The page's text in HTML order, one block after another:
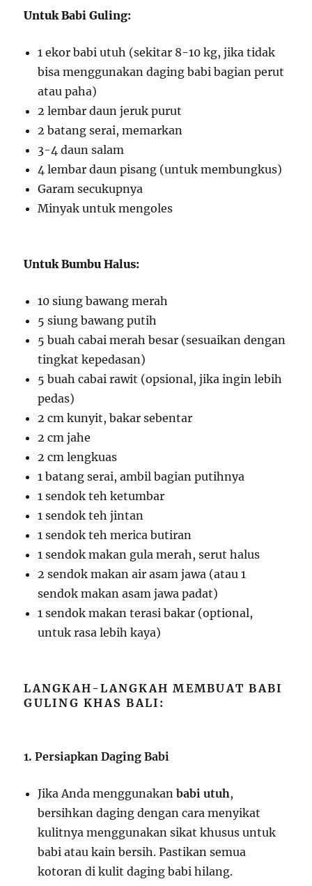
Untuk Babi Guling:
1 ekor babi utuh (sekitar 8-10 kg, jika tidak
bisa menggunakan daging babi bagian perut
atau paha)
2 lembar daun jeruk purut
2 batang serai, memarkan
3-4 daun salam
4 lembar daun pisang (untuk membungkus)
Garam secukupnya
Minyak untuk mengoles
Untuk Bumbu Halus:
10 siung bawang merah
5 siung bawang putih
5 buah cabai merah besar (sesuaikan dengan
tingkat kepedasan)
5 buah cabai rawit (opsional, jika ingin lebih
pedas)
2 cm kunyit, bakar sebentar
2 cm jahe
2 cm lengkuas
1 batang serai, ambil bagian putihnya
1 sendok teh ketumbar
1 sendok teh jintan
1 sendok teh merica butiran
1 sendok makan gula merah, serut halus
2 sendok makan air asam jawa (atau 1
sendok makan asam jawa padat)
1 sendok makan terasi bakar (optional,
untuk rasa lebih kaya)
LANGKAH-LANGKAH MEMBUAT BABI
GULING KHAS BALI:
1. Persiapkan Daging Babi
Jika Anda menggunakanbabi utuh,
bersihkan daging dengan cara menyikat
kulitnya menggunakan sikat khusus untuk
babi atau kain bersih. Pastikan semua
kotoran di kulit daging babi hilang.